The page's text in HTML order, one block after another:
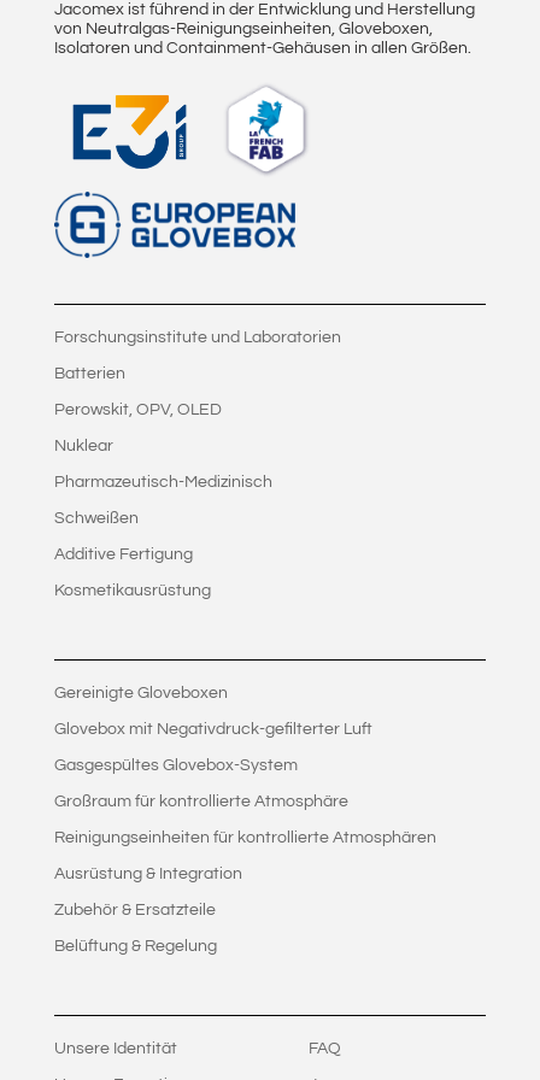
Jacomex ist führend in der Entwicklung und Herstellung
von Neutralgas-Reinigungseinheiten, Gloveboxen,
Isolatoren und Containment-Gehäusen in allen Größen.
Forschungsinstitute und Laboratorien
Batterien
Perowskit, OPV, OLED
Nuklear
Pharmazeutisch-Medizinisch
Schweißen
Additive Fertigung
Kosmetikausrüstung
Gereinigte Gloveboxen
Glovebox mit Negativdruck-gefilterter Luft
Gasgespültes Glovebox-System
Großraum für kontrollierte Atmosphäre
Reinigungseinheiten für kontrollierte Atmosphären
Ausrüstung & Integration
Zubehör & Ersatzteile
Belüftung & Regelung
Unsere Identität FAQ